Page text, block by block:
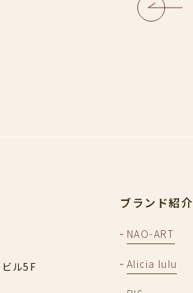
ル5F
ブランド紹介
NAO-ART
Alicia lulu